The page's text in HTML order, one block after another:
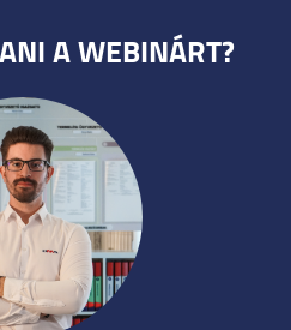
A WEBINÁRT?